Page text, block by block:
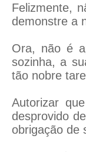
Felizmente,
demonstre a
Ora, não é
sozinha, a
tão nobre
Autorizar
desprovido
obrigação de